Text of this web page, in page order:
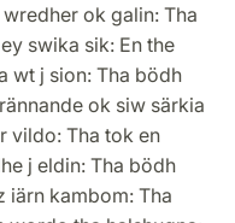
ok galin: Tha
swika sik: En the
wt j sion: Tha bödh
ok siw särkia
vildo: Tha tok en
j eldin: Tha bödh
iärn kambom: Tha